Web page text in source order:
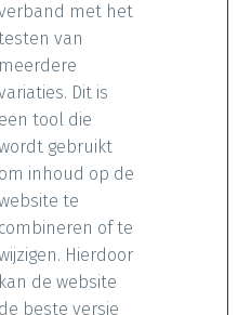
met het
van
meerdere
Dit is
een tool die
gebruikt
om inhoud op de
te
combineren of te
Hierdoor
kan de website
de beste versie